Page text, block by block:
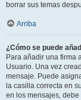
borrar sus temas
Arriba
¿Cómo se puede
Para añadir una firma
Usuario. Una vez
mensaje. Puede
la casilla correcta en
en los mensajes,